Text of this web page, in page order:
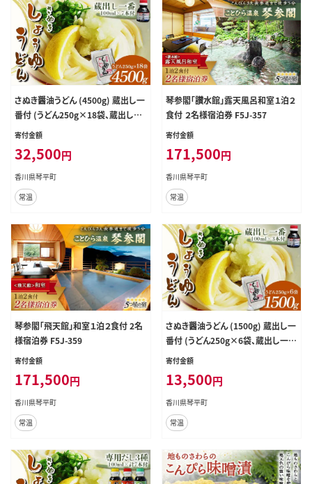
さぬき醤油うどん (4500g) 蔵出し一
番付 (うどん250g×18袋、蔵出し一
番100ml×7本) セット 詰合せ さぬ
醤油 麺 名物 ご当地 グルメ 食品 四
国 F5J-334
寄付金額
32,500円
香川県琴平町
常温
琴参閣「讃水館」露天風呂和室１泊２
食付 ２名様宿泊券 F5J-357
寄付金額
171,500円
香川県琴平町
常温
琴参閣「飛天館」和室１泊２食付 2名
様宿泊券 F5J-359
寄付金額
171,500円
香川県琴平町
常温
さぬき醤油うどん (1500g) 蔵出し一
番付 (うどん250g×6袋、蔵出し一番
100ml×3本) セット 詰合せ さぬき
油 麺 名物 ご当地 グルメ 食品 四国
F5J-332
寄付金額
13,500円
香川県琴平町
常温